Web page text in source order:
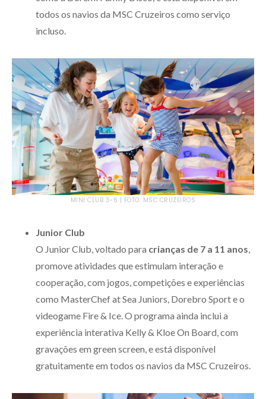
todos os navios da MSC Cruzeiros como serviço
incluso.
MINI CLUB 3-6 | FOTO: MSC CRUZEIROS
Junior Club
O Junior Club, voltado para crianças de 7 a 11 anos,
promove atividades que estimulam interação e
cooperação, com jogos, competições e experiências
como MasterChef at Sea Juniors, Dorebro Sport e o
videogame Fire & Ice. O programa ainda inclui a
experiência interativa Kelly & Kloe On Board, com
gravações em green screen, e está disponível
gratuitamente em todos os navios da MSC Cruzeiros.